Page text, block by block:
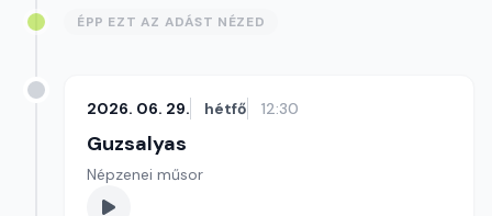
ÉPP EZT AZ ADÁST NÉZED
2026. 06. 29. hétfő 12:30
Guzsalyas
Népzenei műsor